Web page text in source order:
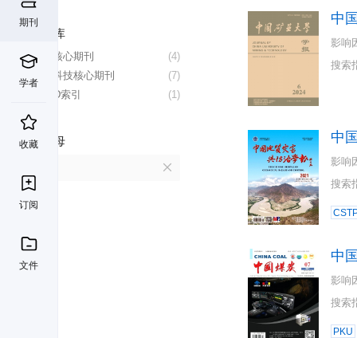
期刊
学者
收藏
订阅
文件
数据库
(4)
北大核心期刊
(7)
中国科技核心期刊
(1)
CSCD索引
首字母
中
影响
搜索
中
影响
搜索
中
影响
搜索
PKU